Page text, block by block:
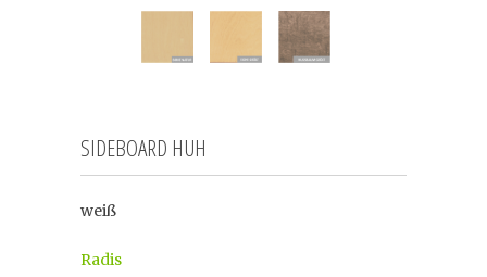
SIDEBOARD HUH
weiß
Radis